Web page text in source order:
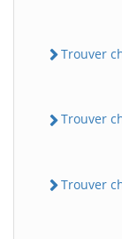
Trouver
Trouver
Trouver